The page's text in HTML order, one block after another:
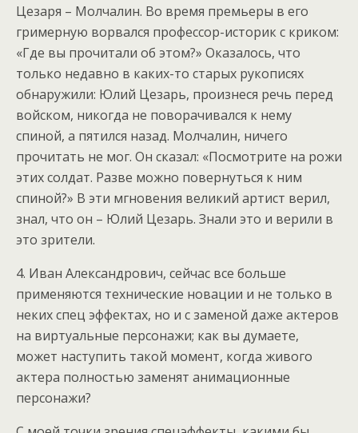
Цезаря – Молчалин. Во время премьеры в его
гримерную ворвался профессор-историк с криком:
«Где вы прочитали об этом?» Оказалось, что
только недавно в каких-то старых рукописях
обнаружили: Юлий Цезарь, произнеся речь перед
войском, никогда не поворачивался к нему
спиной, а пятился назад. Молчалин, ничего
прочитать не мог. Он сказал: «Посмотрите на рожи
этих солдат. Разве можно повернуться к ним
спиной?» В эти мгновения великий артист верил,
знал, что он – Юлий Цезарь. Знали это и верили в
это зрители.
4. Иван Александрович, сейчас все больше
применяются технические новации и не только в
неких спец эффектax, но и с заменой даже актеров
на виртуальные персонажи; как вы думаете,
может наступить такой момент, когда живого
актера полностью заменят анимационные
персонажи?